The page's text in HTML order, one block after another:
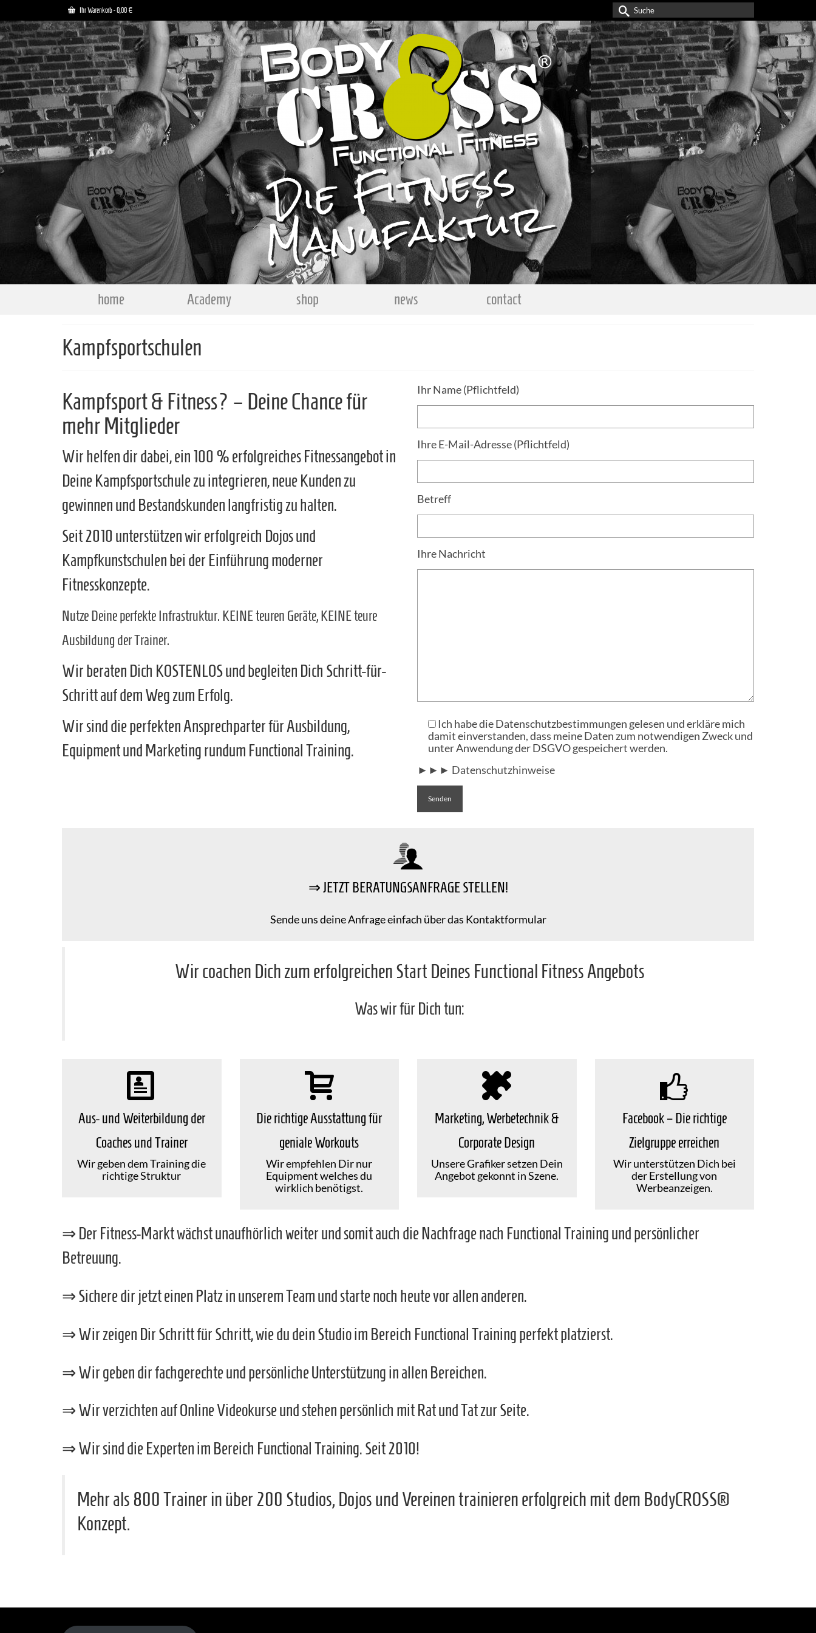
Ihr Warenkorb-0,00 €
Suche
nach:
home Academy shop news contact
Kampfsportschulen
Kampfsport & Fitness? – Deine Chance für
mehr Mitglieder
Wir helfen dir dabei, ein 100 % erfolgreiches Fitnessangebot in
Deine Kampfsportschule zu integrieren, neue Kunden zu
gewinnen und Bestandskunden langfristig zu halten.
Seit 2010 unterstützen wir erfolgreich Dojos und
Kampfkunstschulen bei der Einführung moderner
Fitnesskonzepte.
Nutze Deine perfekte Infrastruktur. KEINE teuren Geräte, KEINE teure
Ausbildung der Trainer.
Wir beraten Dich KOSTENLOS und begleiten Dich Schritt-für-
Schritt auf dem Weg zum Erfolg.
Wir sind die perfekten Ansprechparter für Ausbildung,
Equipment und Marketing rundum Functional Training.
Ihr Name (Pflichtfeld)
Ihre E-Mail-Adresse (Pflichtfeld)
Betreff
Ihre Nachricht
Ich habe die Datenschutzbestimmungen gelesen und erkläre mich
damit einverstanden, dass meine Daten zum notwendigen Zweck und
unter Anwendung der DSGVO gespeichert werden.
►►► Datenschutzhinweise
⇒ JETZT BERATUNGSANFRAGE STELLEN!
Sende uns deine Anfrage einfach über das Kontaktformular
Wir coachen Dich zum erfolgreichen Start Deines Functional Fitness Angebots
Was wir für Dich tun:
Aus- und Weiterbildung der
Coaches und Trainer
Wir geben dem Training die
richtige Struktur
Die richtige Ausstattung für
geniale Workouts
Wir empfehlen Dir nur
Equipment welches du
wirklich benötigst.
Marketing, Werbetechnik &
Corporate Design
Unsere Grafiker setzen Dein
Angebot gekonnt in Szene.
Facebook – Die richtige
Zielgruppe erreichen
Wir unterstützen Dich bei
der Erstellung von
Werbeanzeigen.
⇒ Der Fitness-Markt wächst unaufhörlich weiter und somit auch die Nachfrage nach Functional Training und persönlicher
Betreuung.
⇒ Sichere dir jetzt einen Platz in unserem Team und starte noch heute vor allen anderen.
⇒ Wir zeigen Dir Schritt für Schritt, wie du dein Studio im Bereich Functional Training perfekt platzierst.
⇒ Wir geben dir fachgerechte und persönliche Unterstützung in allen Bereichen.
⇒ Wir verzichten auf Online Videokurse und stehen persönlich mit Rat und Tat zur Seite.
⇒ Wir sind die Experten im Bereich Functional Training. Seit 2010!
Mehr als 800 Trainer in über 200 Studios, Dojos und Vereinen trainieren erfolgreich mit dem BodyCROSS®
Konzept.